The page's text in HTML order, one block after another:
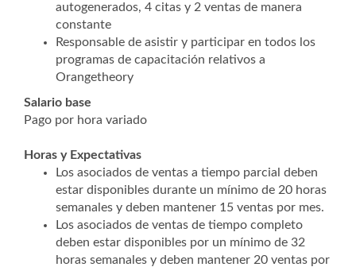
autogenerados, 4 citas y 2 ventas de manera
constante
Responsable de asistir y participar en todos los
programas de capacitación relativos a
Orangetheory
Salario base
Pago por hora variado
Horas y Expectativas
Los asociados de ventas a tiempo parcial deben
estar disponibles durante un mínimo de 20 horas
semanales y deben mantener 15 ventas por mes.
Los asociados de ventas de tiempo completo
deben estar disponibles por un mínimo de 32
horas semanales y deben mantener 20 ventas por